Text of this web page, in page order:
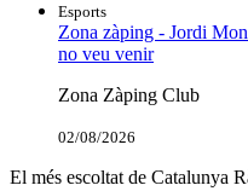
Esports
Zona zàping - Jordi
no veu venir
Zona Zàping Club
02/08/2026
El més escoltat de Catalunya